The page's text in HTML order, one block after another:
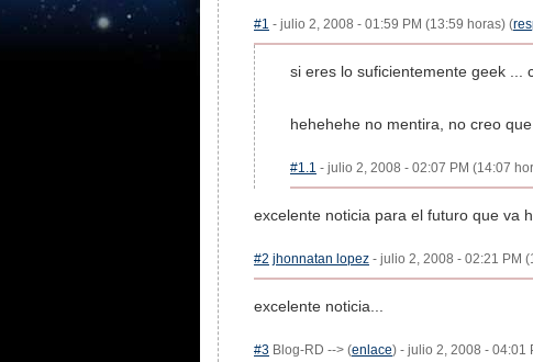
#1 - julio 2, 2008 - 01:59 PM (13:59 horas) (
si eres lo suficientemente geek ...
hehehehe no mentira, no creo
#1.1 - julio 2, 2008 - 02:07 PM (14:07
excelente noticia para el futuro que va
#2 jhonnatan lopez - julio 2, 2008 - 02:21 PM
excelente noticia...
#3 Blog-RD --> (enlace) - julio 2, 2008 - 04:01